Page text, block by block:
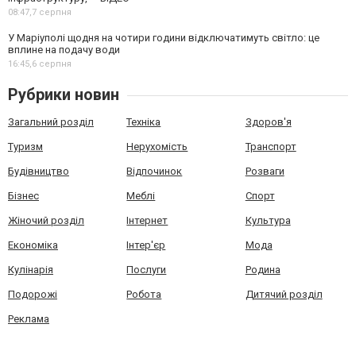
08:47,7 серпня
У Маріуполі щодня на чотири години відключатимуть світло: це
вплине на подачу води
16:45,6 серпня
Рубрики новин
Загальний розділ Техніка Здоров'я
Туризм Нерухомість Транспорт
Будівництво Відпочинок Розваги
Бізнес Меблі Спорт
Жіночий розділ Інтернет Культура
Економіка Інтер'єр Мода
Кулінарія Послуги Родина
Подорожі Робота Дитячий розділ
Реклама